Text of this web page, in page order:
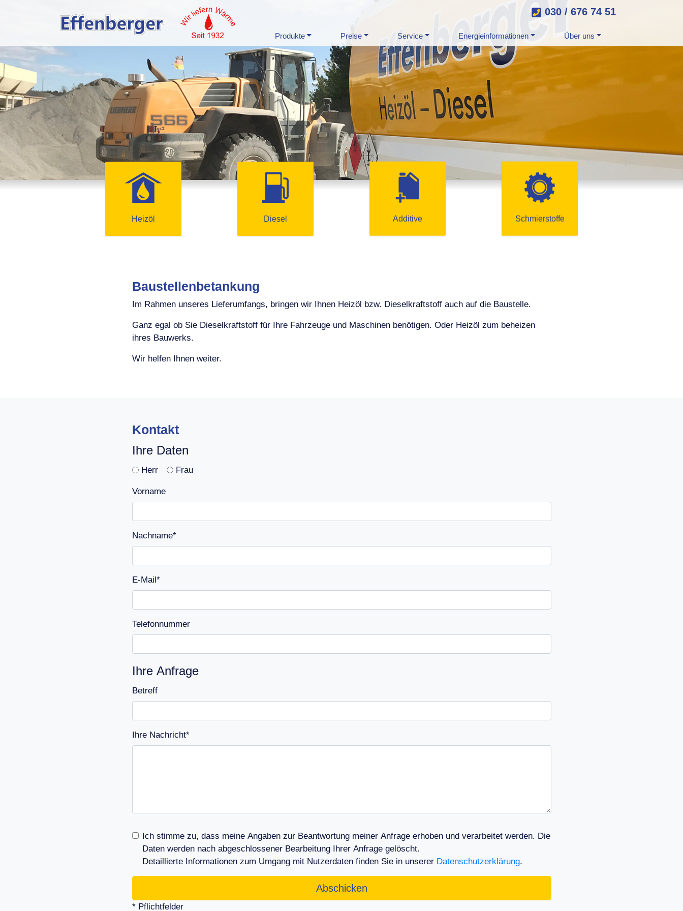
030 / 676 74 51
Produkte Preise Service Energieinformationen Über uns
Heizöl Diesel Additive Schmierstoffe
Baustellenbetankung
Im Rahmen unseres Lieferumfangs, bringen wir Ihnen Heizöl bzw. Dieselkraftstoff auch auf die Baustelle.
Ganz egal ob Sie Dieselkraftstoff für Ihre Fahrzeuge und Maschinen benötigen. Oder Heizöl zum beheizen
ihres Bauwerks.
Wir helfen Ihnen weiter.
Kontakt
Ihre Daten
Anrede
Herr Frau
Vorname
Nachname*
E-Mail*
Telefonnummer
Ihre Anfrage
Betreff
Ihre Nachricht*
Ich stimme zu, dass meine Angaben zur Beantwortung meiner Anfrage erhoben und verarbeitet werden. Die
Daten werden nach abgeschlossener Bearbeitung Ihrer Anfrage gelöscht.
Detaillierte Informationen zum Umgang mit Nutzerdaten finden Sie in unserer Datenschutzerklärung.
Abschicken
* Pflichtfelder